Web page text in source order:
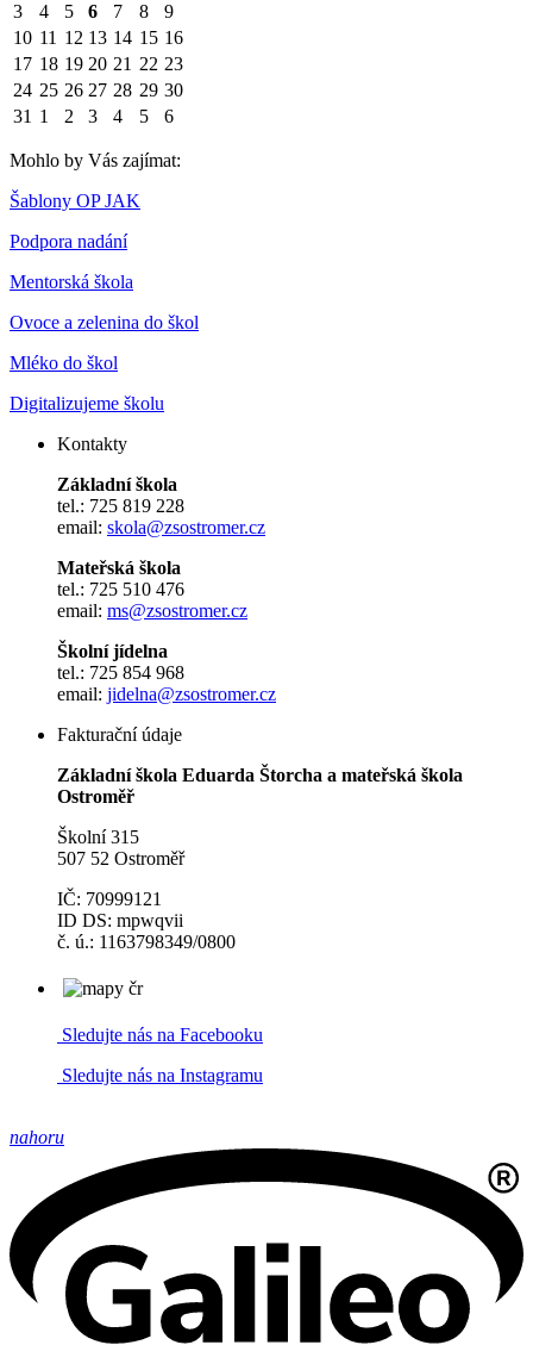
3
4 5 6 7 8
9
10 11 12 13 14 15 16
17 18 19 20 21 22 23
24 25 26 27 28 29 30
31 1 2 3 4 5 6
Mohlo by Vás zajímat:
Šablony OP JAK
Podpora nadání
Mentorská škola
Ovoce a zelenina do škol
Mléko do škol
Digitalizujeme školu
Kontakty
Základní škola
tel.: 725 819 228
email: skola@zsostromer.cz
Mateřská škola
tel.: 725 510 476
email: ms@zsostromer.cz
Školní jídelna
tel.: 725 854 968
email: jidelna@zsostromer.cz
Fakturační údaje
Základní škola Eduarda Štorcha a mateřská škola
Ostroměř
Školní 315
507 52 Ostroměř
IČ: 70999121
ID DS: mpwqvii
č. ú.: 1163798349/0800
Sledujte nás na Facebooku
Sledujte nás na Instagramu
nahoru